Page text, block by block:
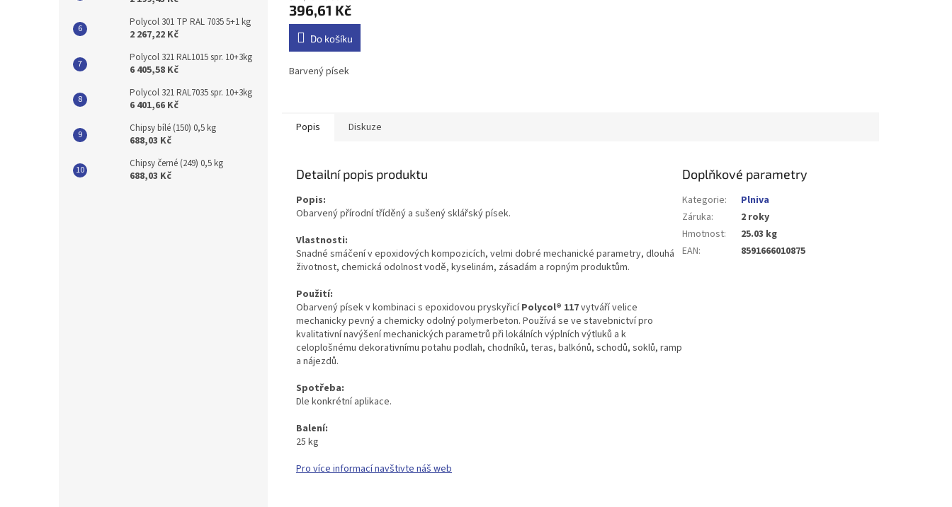
Polycol 301 TP RAL 7035 5+1 kg
2 267,22 Kč
Polycol 321 RAL1015 spr. 10+3kg
6 405,58 Kč
Polycol 321 RAL7035 spr. 10+3kg
6 401,66 Kč
Chipsy bílé (150) 0,5 kg
688,03 Kč
Chipsy černé (249) 0,5 kg
688,03 Kč
396,61 Kč
Do košíku
Barvený písek
Popis Diskuze
Detailní popis produktu
Popis:
Obarvený přírodní tříděný a sušený sklářský písek.
Vlastnosti:
Snadné smáčení v epoxidových kompozicích, velmi dobré mechanické parametry, dlouhá
životnost, chemická odolnost vodě, kyselinám, zásadám a ropným produktům.
Použití:
Obarvený písek v kombinaci s epoxidovou pryskyřicíPolycol® 117vytváří velice
mechanicky pevný a chemicky odolný polymerbeton. Používá se ve stavebnictví pro
kvalitativní navýšení mechanických parametrů při lokálních výplních výtluků a k
celoplošnému dekorativnímu potahu podlah, chodníků, teras, balkónů, schodů, soklů, ramp
a nájezdů.
Spotřeba:
Dle konkrétní aplikace.
Balení:
25 kg
Pro více informací navštivte náš web
Doplňkové parametry
Kategorie:
Plniva
Záruka:
2 roky
Hmotnost:
25.03 kg
EAN: 8591666010875